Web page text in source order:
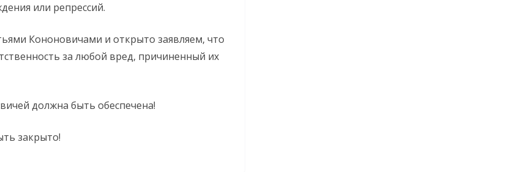
или репрессий.
Кононовичами и открыто заявляем, что
за любой вред, причиненный их
должна быть обеспечена!
закрыто!